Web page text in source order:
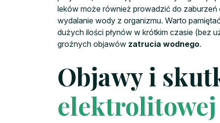
leków może również prowadzić do
wydalanie wody z organizmu. Warto
dużych ilości płynów w krótkim czasie (bez
groźnych objawów zatrucia wodnego.
Objawy i
elektrolitowej